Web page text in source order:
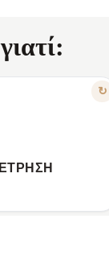
↻
στη μέτρηση χρόνου.
και αντοχής.
καθημερινά.